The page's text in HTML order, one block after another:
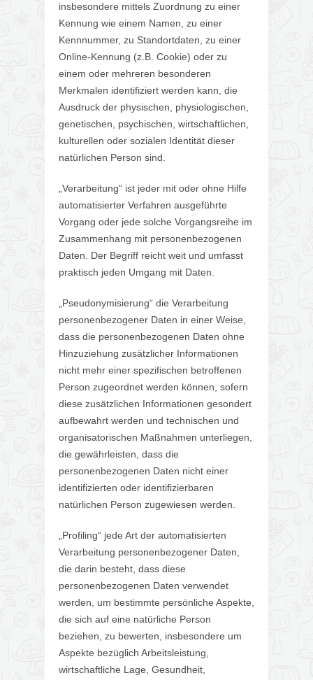
insbesondere mittels Zuordnung zu einer
Kennung wie einem Namen, zu einer
Kennnummer, zu Standortdaten, zu einer
Online-Kennung (z.B. Cookie) oder zu
einem oder mehreren besonderen
Merkmalen identifiziert werden kann, die
Ausdruck der physischen, physiologischen,
genetischen, psychischen, wirtschaftlichen,
kulturellen oder sozialen Identität dieser
natürlichen Person sind.
„Verarbeitung“ ist jeder mit oder ohne Hilfe
automatisierter Verfahren ausgeführte
Vorgang oder jede solche Vorgangsreihe im
Zusammenhang mit personenbezogenen
Daten. Der Begriff reicht weit und umfasst
praktisch jeden Umgang mit Daten.
„Pseudonymisierung“ die Verarbeitung
personenbezogener Daten in einer Weise,
dass die personenbezogenen Daten ohne
Hinzuziehung zusätzlicher Informationen
nicht mehr einer spezifischen betroffenen
Person zugeordnet werden können, sofern
diese zusätzlichen Informationen gesondert
aufbewahrt werden und technischen und
organisatorischen Maßnahmen unterliegen,
die gewährleisten, dass die
personenbezogenen Daten nicht einer
identifizierten oder identifizierbaren
natürlichen Person zugewiesen werden.
„Profiling“ jede Art der automatisierten
Verarbeitung personenbezogener Daten,
die darin besteht, dass diese
personenbezogenen Daten verwendet
werden, um bestimmte persönliche Aspekte,
die sich auf eine natürliche Person
beziehen, zu bewerten, insbesondere um
Aspekte bezüglich Arbeitsleistung,
wirtschaftliche Lage, Gesundheit,